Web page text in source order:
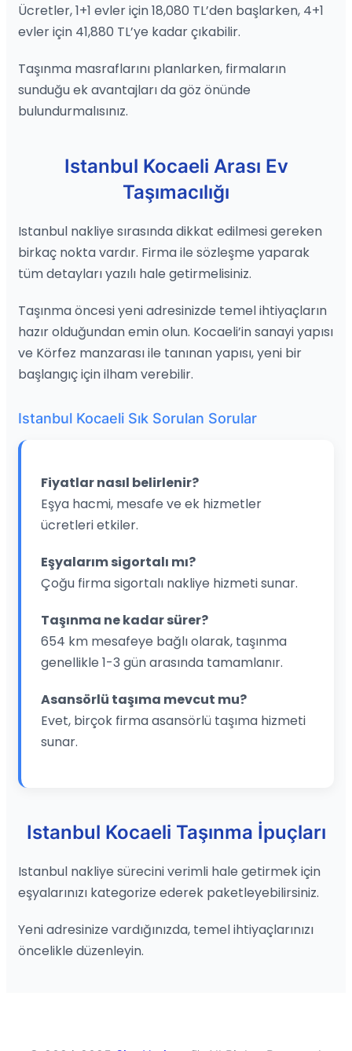
Ücretler, 1+1 evler için 18,080 TL’den başlarken, 4+1
evler için 41,880 TL’ye kadar çıkabilir.
Taşınma masraflarını planlarken, firmaların
sunduğu ek avantajları da göz önünde
bulundurmalısınız.
Istanbul Kocaeli Arası Ev
Taşımacılığı
Istanbul nakliye sırasında dikkat edilmesi gereken
birkaç nokta vardır. Firma ile sözleşme yaparak
tüm detayları yazılı hale getirmelisiniz.
Taşınma öncesi yeni adresinizde temel ihtiyaçların
hazır olduğundan emin olun. Kocaeli’in sanayi yapısı
ve Körfez manzarası ile tanınan yapısı, yeni bir
başlangıç için ilham verebilir.
Istanbul Kocaeli Sık Sorulan Sorular
Fiyatlar nasıl belirlenir?
Eşya hacmi, mesafe ve ek hizmetler
ücretleri etkiler.
Eşyalarım sigortalı mı?
Çoğu firma sigortalı nakliye hizmeti sunar.
Taşınma ne kadar sürer?
654 km mesafeye bağlı olarak, taşınma
genellikle 1-3 gün arasında tamamlanır.
Asansörlü taşıma mevcut mu?
Evet, birçok firma asansörlü taşıma hizmeti
sunar.
Istanbul Kocaeli Taşınma İpuçları
Istanbul nakliye sürecini verimli hale getirmek için
eşyalarınızı kategorize ederek paketleyebilirsiniz.
Yeni adresinize vardığınızda, temel ihtiyaçlarınızı
öncelikle düzenleyin.